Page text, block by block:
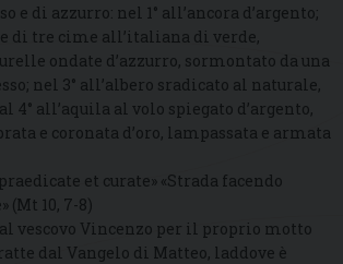
e di azzurro: nel 1° all’ancora d’argento;
di tre cime all’italiana di verde,
ondate d’azzurro, sormontato da una
nel 3° all’albero sradicato al naturale,
4° all’aquila al volo spiegato d’argento,
e coronata d’oro, lampassata e armata
et curate» «Strada facendo
(Mt 10, 7-8)
vescovo Vincenzo per il proprio motto
dal Vangelo di Matteo, laddove è